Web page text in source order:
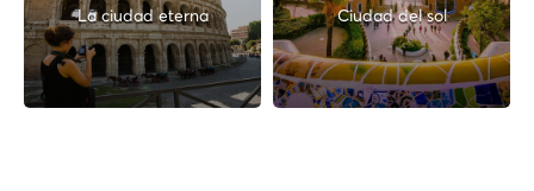
La ciudad eterna Ciudad del sol